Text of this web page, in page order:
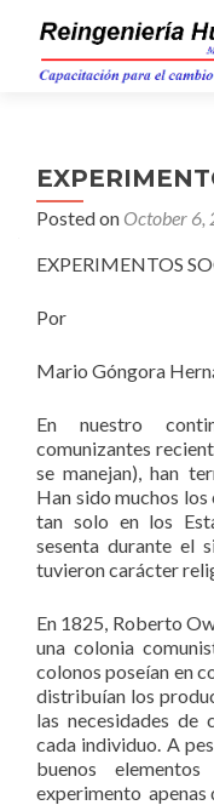
Posted on October 6,
EXPERIMENTOS
Por
Mario Góngora
En nuestro
comunizantes
se manejan), han
Han sido muchos
tan solo en los
sesenta durante el
tuvieron carácter
En 1825, Roberto
una colonia
colonos poseían en
distribuían los
las necesidades de
cada individuo. A
buenos
experimento apenas